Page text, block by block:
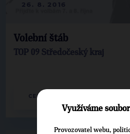
Volební štáb
TOP 09 Středočeský kraj
CELÝ ČLÁNEK
Využíváme
Provozovatel webu,